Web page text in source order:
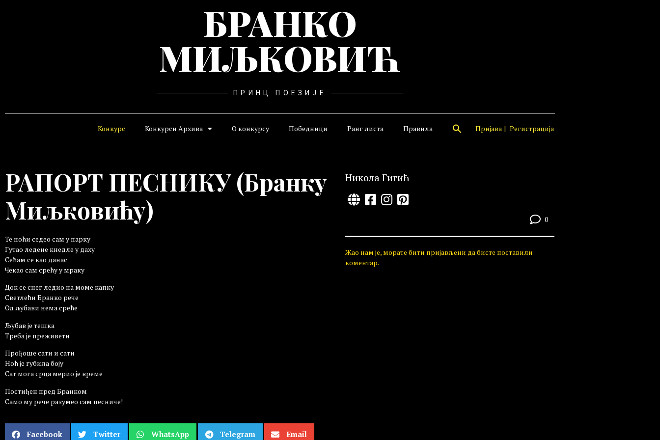
БРАНКО
МИЉКОВИЋ
ПРИНЦ ПОЕЗИЈЕ
Конкурс Конкурси Архива О конкурсу Победници Ранг листа Правила Пријава Регистрација
РАПОРТ ПЕСНИКУ (Бранку
Миљковићу)
Те ноћи седео сам у парку
Гутао ледене кнедле у даху
Сећам се као данас
Чекао сам срећу у мраку
Док се снег ледио на моме капку
Светлећи Бранко рече
Од љубави нема среће
Љубав је тешка
Треба је преживети
Прођоше сати и сати
Ноћ је губила боју
Сат мога срца мерио је време
Постиђен пред Бранком
Само му рече разумео сам песниче!
Facebook Twitter WhatsApp Telegram Email
Никола Гигић
0
Жао нам је, морате бити пријављени да бисте поставили
коментар.